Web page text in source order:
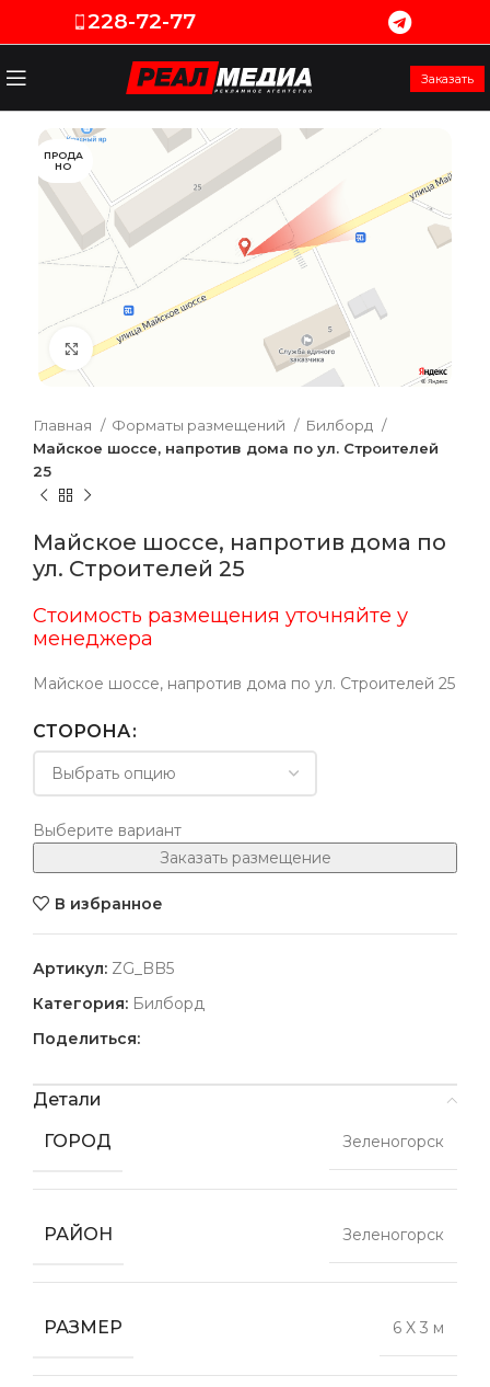
228-72-77
Заказать
ПРОДА
НО
Увеличить
Главная Форматы размещений
Билборд
Майское шоссе, напротив дома по ул. Строителей
25
Майское шоссе, напротив дома по
ул. Строителей 25
Стоимость размещения уточняйте у
менеджера
Майское шоссе, напротив дома по ул. Строителей 25
СТОРОНА
Выберите вариант
Заказать размещение
В избранное
Артикул: ZG_BB5
Категория: Билборд
Поделиться:
Детали
ГОРОД
Зеленогорск
РАЙОН Зеленогорск
РАЗМЕР 6 X 3 м